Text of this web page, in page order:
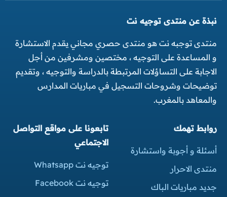
نبذة عن منتدى توجيه نت
منتدى توجبه نت هو منتدى حصري مجاني يقدم الاستشارة
و المساعدة على التوجيه ، مختصين ومشرفين من أجل
الاجابة على التساؤلات المرتبطة بالدراسة والتوجيه ، وتقديم
توضيحات وشروحات التسجيل في مباريات المدارس
والمعاهد بالمغرب.
روابط تهمك
أسئلة و أجوبة واستشارة
منتدى الاحرار
جديد مباريات الباك
تابعونا على مواقع التواصل
الاجتماعي
توجيه نت Whatsapp
توجيه نت Facebook